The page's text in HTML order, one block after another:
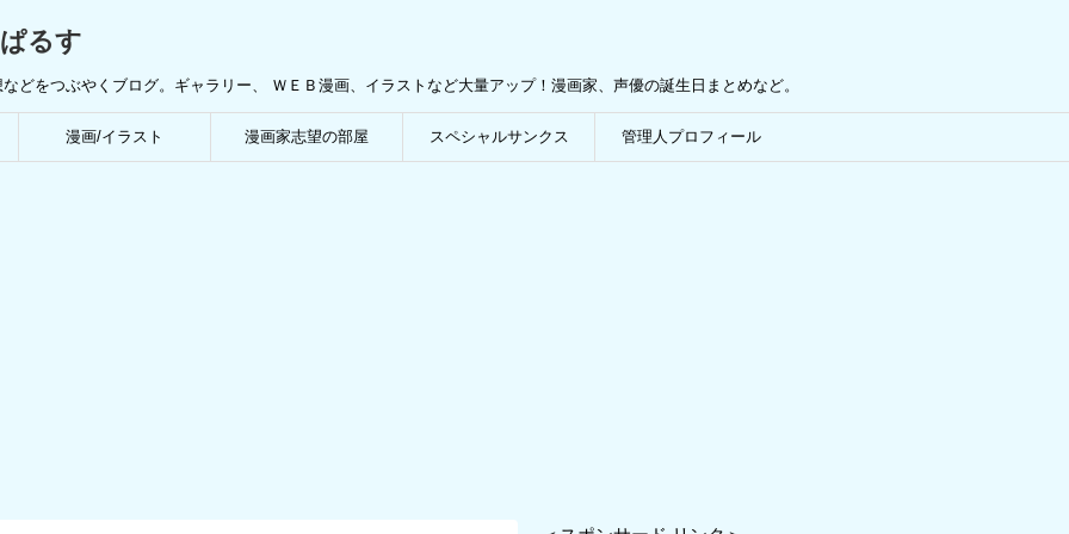
るす
どをつぶやくブログ。ギャラリー、 ＷＥＢ漫画、イラストなど大量アップ！漫画家、声優の誕生日まとめなど。
漫画/イラスト 漫画家志望の部屋 スペシャルサンクス 管理人プロフィール